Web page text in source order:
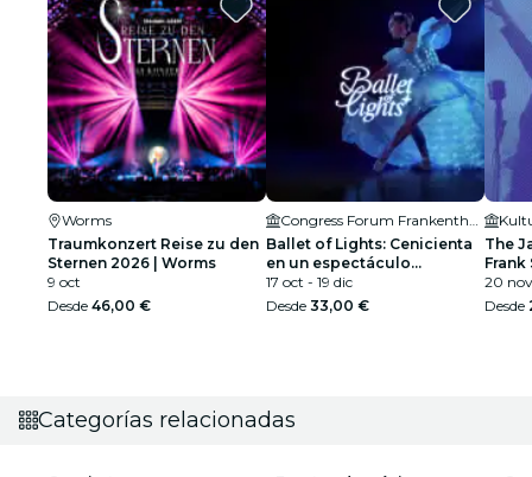
Worms
Traumkonzert Reise zu den
Sternen 2026 | Worms
9 oct
Desde 46,00 €
Ballet of Lights: Cenicienta
en un espectáculo
deslumbrante
17 oct - 19 dic
Desde 33,00 €
The
Frank
20
Desde
Categorías relacionadas